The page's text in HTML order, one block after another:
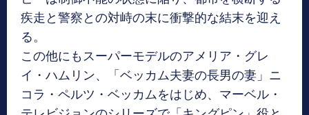
疾走と警察との対峙の末に衝撃的な結末を迎え
る。
この他にもスーパーモデルのアメリア・グレ
イ・ハムリン、「ベッカム夫妻の長男の妻」ニ
コラ・ペルツ・ベッカムをはじめ、マーベル・